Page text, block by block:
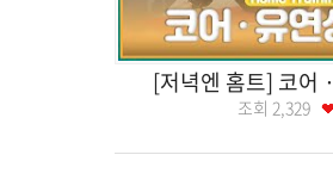
[저녁엔 홈트] 코어
조회 2,329